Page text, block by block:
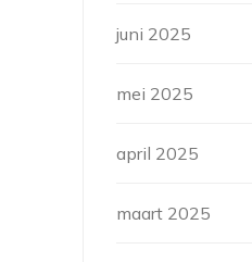
juni 2025
mei 2025
april 2025
maart 2025